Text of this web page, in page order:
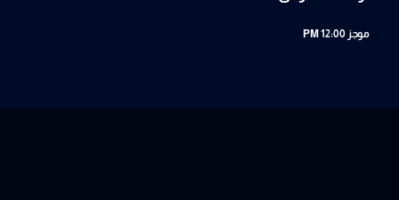
موجز 12:00 PM